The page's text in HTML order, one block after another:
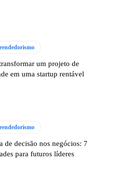
um projeto de
em uma startup rentável
de decisão nos negócios: 7
para futuros líderes